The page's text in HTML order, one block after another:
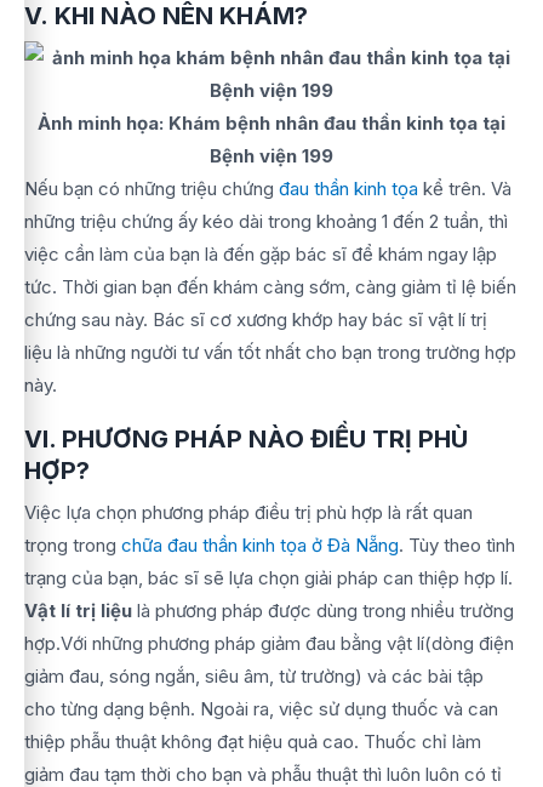
V. KHI NÀO NÊN KHÁM?
Ảnh minh họa: Khám bệnh nhân đau thần kinh tọa tại
Bệnh viện 199
Nếu bạn có những triệu chứng đau thần kinh tọa kể trên. Và
những triệu chứng ấy kéo dài trong khoảng 1 đến 2 tuần, thì
việc cần làm của bạn là đến gặp bác sĩ để khám ngay lập
tức. Thời gian bạn đến khám càng sớm, càng giảm tỉ lệ biến
chứng sau này. Bác sĩ cơ xương khớp hay bác sĩ vật lí trị
liệu là những người tư vấn tốt nhất cho bạn trong trường hợp
này.
VI. PHƯƠNG PHÁP NÀO ĐIỀU TRỊ PHÙ
HỢP?
Việc lựa chọn phương pháp điều trị phù hợp là rất quan
trọng trong chữa đau thần kinh tọa ở Đà Nẵng. Tùy theo tình
trạng của bạn, bác sĩ sẽ lựa chọn giải pháp can thiệp hợp lí.
Vật lí trị liệu là phương pháp được dùng trong nhiều trường
hợp.Với những phương pháp giảm đau bằng vật lí(dòng điện
giảm đau, sóng ngắn, siêu âm, từ trường) và các bài tập
cho từng dạng bệnh. Ngoài ra, việc sử dụng thuốc và can
thiệp phẫu thuật không đạt hiệu quả cao. Thuốc chỉ làm
giảm đau tạm thời cho bạn và phẫu thuật thì luôn luôn có tỉ